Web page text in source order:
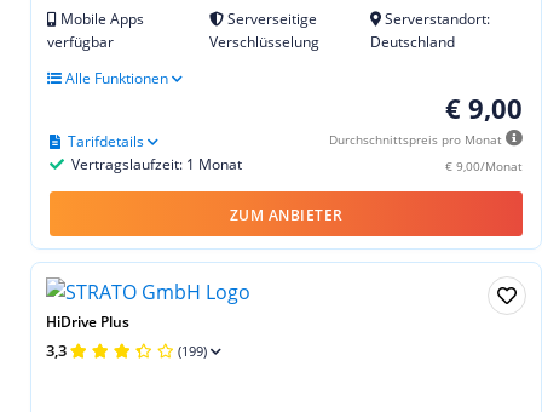
Mobile Apps
verfügbar
Serverseitige
Verschlüsselung
Serverstandort:
Deutschland
Alle Funktionen
€ 9,00
Durchschnittspreis pro Monat
€ 9,00/Monat
Vertragslaufzeit: 1 Monat
Tarifdetails
ZUM ANBIETER
HiDrive Plus
3,3 (199)